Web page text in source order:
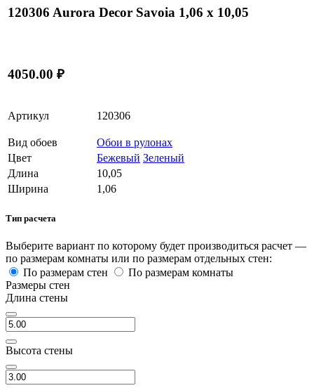
120306 Aurora Decor Savoia 1,06 х 10,05
4050.00 ₽
Артикул 120306
Вид обоев
Обои в рулонах
Цвет
Бежевый Зеленый
Длина
10,05
Ширина
1,06
Тип расчета
Выберите вариант по которому будет производиться расчет —
по размерам комнаты или по размерам отдельных стен:
По размерам стен
По размерам комнаты
Размеры стен
Длина стены
Высота стены